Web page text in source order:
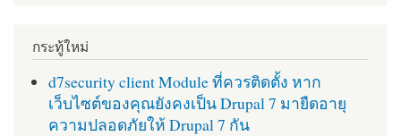
กระทู้ใหม่
d7security client Module ที่ควรติดตั้ง หาก
เว็บไซต์ของคุณยังคงเป็น Drupal 7 มายืดอายุ
ความปลอดภัยให้ Drupal 7 กัน